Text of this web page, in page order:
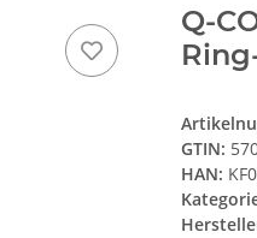
Q-
GTIN:
HAN: